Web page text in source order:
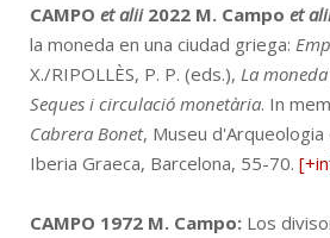
CAMPO et alii2022 M. Campo et
la moneda en una ciudad griega:
X./RIPOLLÈS, P. P. (eds.), La
Seques i circulació monetària. In
Cabrera Bonet, Museu
Iberia Graeca, Barcelona, 55-70.
CAMPO 1972 M. Campo: Los